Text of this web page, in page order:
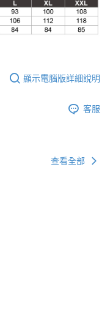
顯示電腦版詳細說明
客服
查看全部